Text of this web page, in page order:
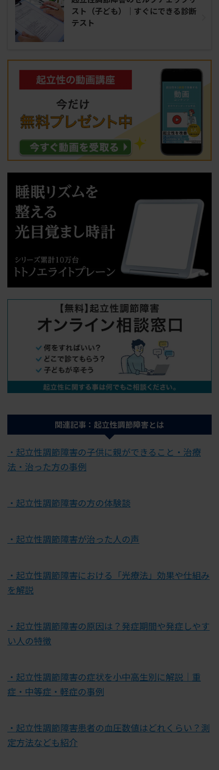
スト（子ども）｜すぐにできる診断
テスト
関連記事：起立性調節障害とは
・起立性調節障害の子供に親ができること・治療
法・治った方の事例
・起立性調節障害の方の体験談
・起立性調節障害が治った人の声
・起立性調節障害における「光療法」効果や仕組み
を解説
・起立性調節障害の原因は？発症期間や発症しやす
い人の特徴
・起立性調節障害の症状を小中高生別に解説｜重
症・中等症・軽症の事例
・起立性調節障害患者の血圧数値はどれくらい？測
定方法なども紹介